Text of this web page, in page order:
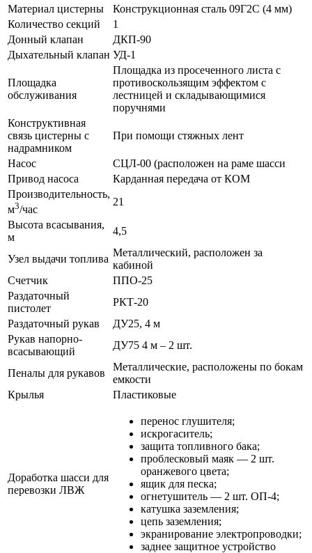
Материал цистерны
Конструкционная сталь 09Г2С (4 мм)
Количество секций
1
Донный клапан
ДКП-90
Дыхательный клапан УД-1
Площадка
обслуживания
Площадка из просеченного листа с
противоскользящим эффектом с
лестницей и складывающимися
поручнями
Конструктивная
связь цистерны с
надрамником
При помощи стяжных лент
Насос
СЦЛ-00 (расположен на раме шасси
Привод насоса
Карданная передача от КОМ
Производительность,
м3/час
21
Высота всасывания,
м
4,5
Узел выдачи топлива
Металлический, расположен за
кабиной
Счетчик
ППО-25
Раздаточный
пистолет
РКТ-20
Раздаточный рукав
ДУ25, 4 м
Рукав напорно-
всасывающий
ДУ75 4 м – 2 шт.
Пеналы для рукавов
Металлические, расположены по бокам
емкости
Крылья
Пластиковые
Доработка шасси для
перевозки ЛВЖ
перенос глушителя;
искрогаситель;
защита топливного бака;
проблесковый маяк — 2 шт.
оранжевого цвета;
ящик для песка;
огнетушитель — 2 шт. ОП-4;
катушка заземления;
цепь заземления;
экранирование электропроводки;
заднее защитное устройство